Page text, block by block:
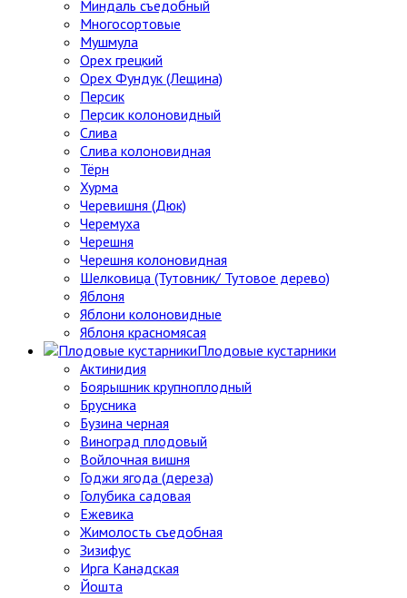
Миндаль съедобный
Многосортовые
Мушмула
Орех грецкий
Орех Фундук (Лещина)
Персик
Персик колоновидный
Слива
Слива колоновидная
Тёрн
Хурма
Черевишня (Дюк)
Черемуха
Черешня
Черешня колоновидная
Шелковица (Тутовник/ Тутовое дерево)
Яблоня
Яблони колоновидные
Яблоня красномясая
Плодовые кустарники
Актинидия
Боярышник крупноплодный
Брусника
Бузина черная
Виноград плодовый
Войлочная вишня
Годжи ягода (дереза)
Голубика садовая
Ежевика
Жимолость съедобная
Зизифус
Ирга Канадская
Йошта